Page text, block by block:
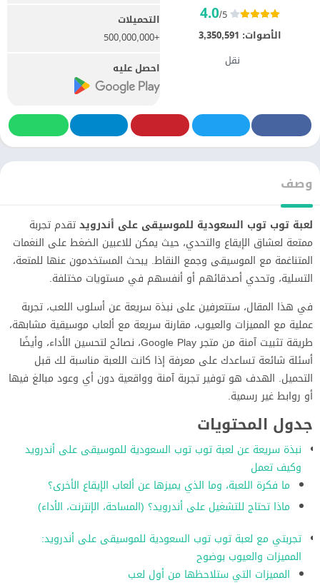
4.0/5
الأصوات: 3,350,591
نقل
التحميلات
+500,000,000
احصل عليه
وصف
لعبة توب توب السعودية للموسيقى على أندرويدتقدم تجربة
ممتعة لعشاق الإيقاع والتحدي، حيث يمكن للاعبين الضغط على النغمات
المتناغمة مع الموسيقى وجمع النقاط. يبحث المستخدمون عنها للمتعة،
التسلية، وتحدي أصدقائهم أو أنفسهم في مستويات مختلفة.
في هذا المقال، ستتعرفين على نبذة سريعة عن أسلوب اللعب، تجربة
عملية مع المميزات والعيوب، مقارنة سريعة مع ألعاب موسيقية مشابهة،
طريقة تثبيت آمنة من متجر Google Play، نصائح لتحسين الأداء، وأيضًا
أسئلة شائعة تساعدك على معرفة إذا كانت اللعبة مناسبة لك قبل
التحميل. الهدف هو توفير تجربة آمنة وواقعية دون أي وعود مبالغ فيها
أو روابط غير رسمية.
جدول المحتويات
نبذة سريعة عن لعبة توب توب السعودية للموسيقى على أندرويد
وكيف تعمل
ما فكرة اللعبة، وما الذي يميزها عن ألعاب الإيقاع الأخرى؟
ماذا تحتاج للتشغيل على أندرويد؟ (المساحة، الإنترنت، الأداء)
تجربتي مع لعبة توب توب السعودية للموسيقى على أندرويد:
المميزات والعيوب بوضوح
المميزات التي ستلاحظها من أول لعب